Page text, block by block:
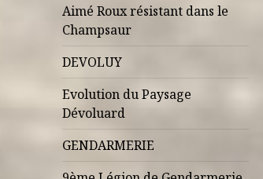
Aimé Roux résistant dans le
Champsaur
DEVOLUY
Evolution du Paysage
Dévoluard
GENDARMERIE